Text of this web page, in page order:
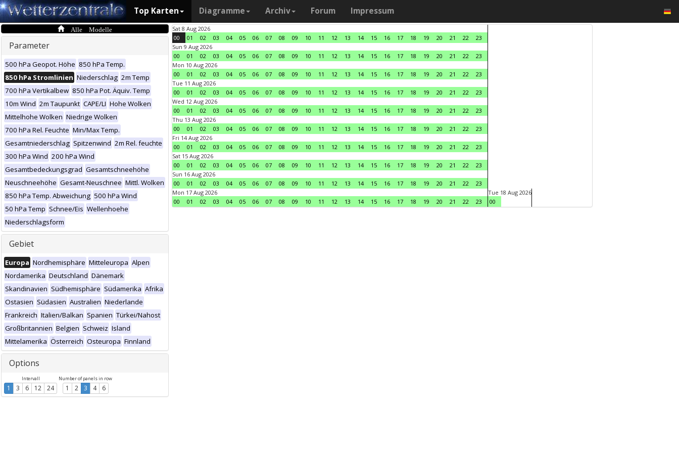
Top Karten Diagramme Archiv Forum Impressum
Alle Modelle
Parameter
500 hPa Geopot. Höhe 850 hPa Temp.
850 hPa Stromlinien Niederschlag 2m Temp
700 hPa Vertikalbew 850 hPa Pot. Äquiv. Temp
10m Wind 2m Taupunkt CAPE/LI Hohe Wolken
Mittelhohe Wolken Niedrige Wolken
700 hPa Rel. Feuchte Min/Max Temp.
Gesamtniederschlag Spitzenwind 2m Rel. feuchte
300 hPa Wind 200 hPa Wind
Gesamtbedeckungsgrad Gesamtschneehöhe
Neuschneehöhe Gesamt-Neuschnee Mittl. Wolken
850 hPa Temp. Abweichung 500 hPa Wind
50 hPa Temp Schnee/Eis Wellenhoehe
Niederschlagsform
Gebiet
Europa Nordhemisphäre Mitteleuropa Alpen
Nordamerika Deutschland Dänemark
Skandinavien Südhemisphäre Südamerika Afrika
Ostasien Südasien Australien Niederlande
Frankreich Italien/Balkan Spanien Türkei/Nahost
Großbritannien Belgien Schweiz Island
Mittelamerika Österreich Osteuropa Finnland
Options
Intervall
1 3 6 12 24
Number of panels in row
1 2 3 4 6
Sat 8 Aug 2026
00
01 02 03 04 05 06 07 08 09 10 11 12 13 14 15 16 17 18 19 20 21 22
23
Sun 9 Aug 2026
00
01 02 03 04 05 06 07 08 09 10 11 12 13 14 15 16 17 18 19 20 21 22
23
Mon 10 Aug 2026
00
01 02 03 04 05 06 07 08 09 10 11 12 13 14 15 16 17 18 19 20 21 22
23
Tue 11 Aug 2026
00
01 02 03 04 05 06 07 08 09 10 11 12 13 14 15 16 17 18 19 20 21 22
23
Wed 12 Aug 2026
00
01 02 03 04 05 06 07 08 09 10 11 12 13 14 15 16 17 18 19 20 21 22
23
Thu 13 Aug 2026
00
01 02 03 04 05 06 07 08 09 10 11 12 13 14 15 16 17 18 19 20 21 22
23
Fri 14 Aug 2026
00
01 02 03 04 05 06 07 08 09 10 11 12 13 14 15 16 17 18 19 20 21 22
23
Sat 15 Aug 2026
00
01 02 03 04 05 06 07 08 09 10 11 12 13 14 15 16 17 18 19 20 21 22
23
Sun 16 Aug 2026
00
01 02 03 04 05 06 07 08 09 10 11 12 13 14 15 16 17 18 19 20 21 22
23
Mon 17 Aug 2026
00
01 02 03 04 05 06 07 08 09 10 11 12 13 14 15 16 17 18 19 20 21 22 23
Tue 18 Aug 2026
00